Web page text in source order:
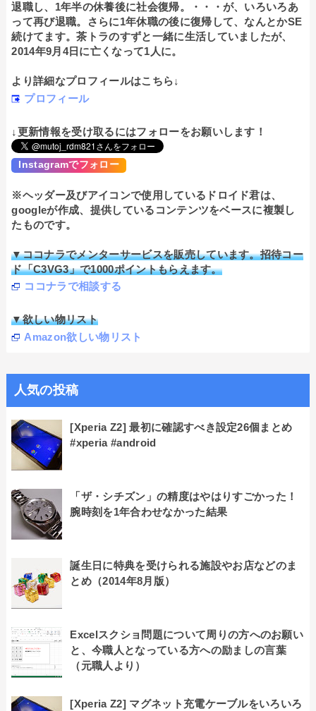
退職し、1年半の休養後に社会復帰。・・・が、いろいろあ
って再び退職。さらに1年休職の後に復帰して、なんとかSE
続けてます。茶トラのすずと一緒に生活していましたが、
2014年9月4日に亡くなって1人に。
より詳細なプロフィールはこちら↓
プロフィール
↓更新情報を受け取るにはフォローをお願いします！
Instagramでフォロー
※ヘッダー及びアイコンで使用しているドロイド君は、
googleが作成、提供しているコンテンツをベースに複製し
たものです。
▼ココナラでメンターサービスを販売しています。招待コー
ド「C3VG3」で1000ポイントもらえます。
ココナラで相談する
▼欲しい物リスト
Amazon欲しい物リスト
人気の投稿
[Xperia Z2] 最初に確認すべき設定26個まとめ
#xperia #android
「ザ・シチズン」の精度はやはりすごかった！
腕時刻を1年合わせなかった結果
誕生日に特典を受けられる施設やお店などのま
とめ（2014年8月版）
Excelスクショ問題について周りの方へのお願い
と、今職人となっている方への励ましの言葉
（元職人より）
[Xperia Z2] マグネット充電ケーブルをいろいろ